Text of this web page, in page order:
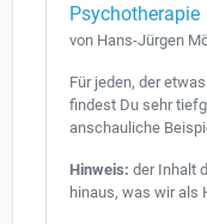
Psychotherapie
von Hans-Jürgen
Für jeden, der
findest Du sehr
anschauliche
Hinweis: der Inhalt
hinaus, was wir als